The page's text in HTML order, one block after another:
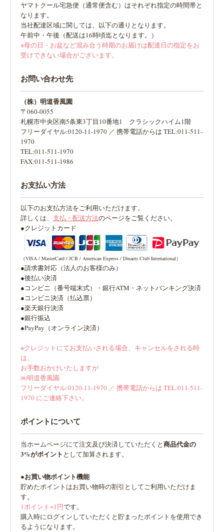
ヤマトクール宅急便（通常便含む）はそれぞれ指定の時間帯と
なります。
当社配達区域に関しては、以下の通りとなります。
午前中・午後（配送は16時頃迄となります。）
※母の日・お盆など混み合う時期のお届けは配達日の指定をお
受けできない場合がございます。
お問い合わせ先
（株）明道香風園
〒060-0055
札幌市中央区南5条東3丁目10番地1 クラシックハイム1階
フリーダイヤル:0120-11-1970 ／ 携帯電話からは TEL:011-511-
1970
TEL:011-511-1970
FAX:011-511-1986
お支払い方法
以下のお支払方法をご利用いただけます。
詳しくは、 支払・配送方法のページをご覧ください。
●クレジットカード
（VISA / MasterCard / JCB / American Express / Dinaers Club International）
●請求書対応（法人のお客様のみ）
●後払い決済
●コンビニ（番号端末式）・銀行ATM・ネットバンキング決済
●コンビニ決済（払込票）
●楽天銀行決済
●銀行振込
●PayPay（オンライン決済）
※クレジットにてお支払いされる場合、キャンセルをされる時
は、
お手数おかけいたしますが
㈱明道香風園
フリーダイヤル:0120-11-1970 ／ 携帯電話からは TEL:011-511-
1970 にご連絡下さい。
ポイントについて
当ホームページにて注文及び決済していただくと商品代金の
3%がポイント として加算されます。
●お買い物ポイント機能
貯めたポイントはお買い物時の割引としてご利用いただけま
す。
1ポイント=1円です。
購入時にログインしていただくと貯まったポイントを使用でき
るようになります。